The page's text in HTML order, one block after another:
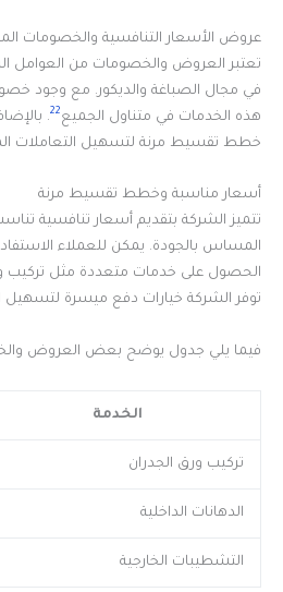
عروض الأسعار التنافسية والخصومات
تعتبر العروض والخصومات من العوامل
هذه الخدمات في متناول الجميع22
.
خطط تقسيط مرنة لتسهيل التعاملات
أسعار مناسبة وخطط تقسيط مرنة
تتميز الشركة بتقديم أسعار تنافسية
المساس بالجودة. يمكن للعملاء
الحصول على خدمات متعددة مثل تركيب
توفر الشركة خيارات دفع ميسرة لتسهيل
فيما يلي جدول يوضح بعض العروض
الخدمة
تركيب ورق الجدران
الدهانات الداخلية
التشطيبات الخارجية